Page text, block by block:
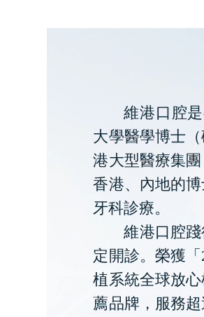
維港口腔
大學醫學博士
港大型醫療集
香港、內地的
牙科診療。
維港口腔
定開診。榮獲
植系統全球放
薦品牌，服務